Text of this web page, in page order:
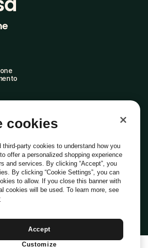
CookiePreferenze Cookie
e CondizioniCodice Etico
- indirizzo DPO: dpo@everli.com
Italiano
cookies
third-party cookies to understand how you
offer a personalized shopping experience
and services. By clicking “Accept”, you
By clicking “Cookie Settings”, you can
to allow. If you close this banner with
cookies will be used. To learn more, see
Accept
Customize